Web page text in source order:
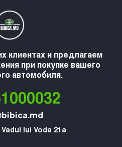
клиентах и предлагаем
при покупке вашего
автомобиля.
lui Voda 21a